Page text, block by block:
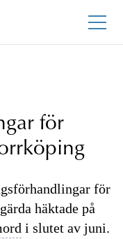
för
för
häktade på
i slutet av juni.